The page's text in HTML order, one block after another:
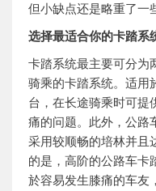
但小缺点还是略重了一
选择最适合你的卡踏系
卡踏系统最主要可分为
骑乘的卡踏系统。适用
台，在长途骑乘时可提
痛的问题。此外，公路
采用较顺畅的培林并且
的是，高阶的公路车卡
於容易发生膝痛的车友